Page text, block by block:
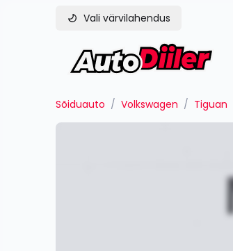
Vali värvilahendus
Sõiduauto / Volkswagen / Tiguan